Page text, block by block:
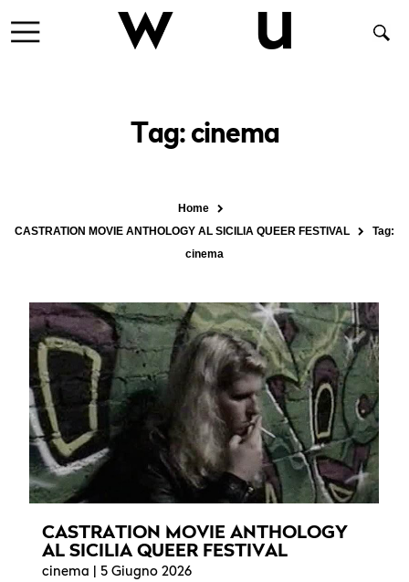
Tag: cinema
Home
CASTRATION MOVIE ANTHOLOGY AL SICILIA QUEER FESTIVAL
Tag:
cinema
CASTRATION MOVIE ANTHOLOGY
AL SICILIA QUEER FESTIVAL
cinema | 5 Giugno 2026